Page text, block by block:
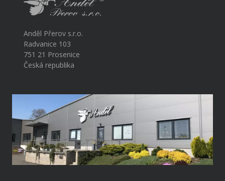
Anděl Přerov s.r.o.
Radvanice 103
751 21 Prosenice
Česká republika